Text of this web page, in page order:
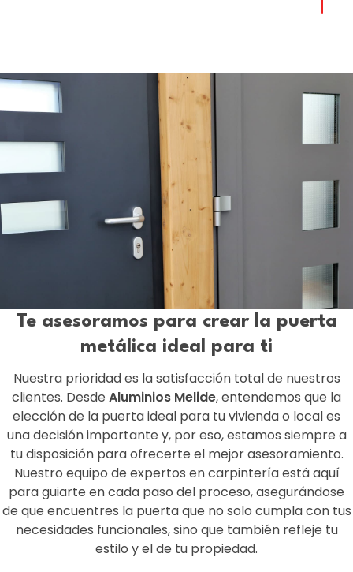
Te asesoramos para crear la puerta
metálica ideal para ti
Nuestra prioridad es la satisfacción total de nuestros
clientes. Desde Aluminios Melide, entendemos que la
elección de la puerta ideal para tu vivienda o local es
una decisión importante y, por eso, estamos siempre a
tu disposición para ofrecerte el mejor asesoramiento.
Nuestro equipo de expertos en carpintería está aquí
para guiarte en cada paso del proceso, asegurándose
de que encuentres la puerta que no solo cumpla con tus
necesidades funcionales, sino que también refleje tu
estilo y el de tu propiedad.